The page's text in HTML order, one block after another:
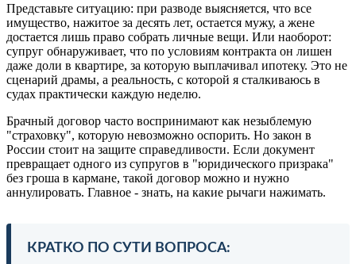
Представьте ситуацию: при разводе выясняется, что все
имущество, нажитое за десять лет, остается мужу, а жене
достается лишь право собрать личные вещи. Или наоборот:
супруг обнаруживает, что по условиям контракта он лишен
даже доли в квартире, за которую выплачивал ипотеку. Это не
сценарий драмы, а реальность, с которой я сталкиваюсь в
судах практически каждую неделю.
Брачный договор часто воспринимают как незыблемую
"страховку", которую невозможно оспорить. Но закон в
России стоит на защите справедливости. Если документ
превращает одного из супругов в "юридического призрака"
без гроша в кармане, такой договор можно и нужно
аннулировать. Главное - знать, на какие рычаги нажимать.
КРАТКО ПО СУТИ ВОПРОСА: